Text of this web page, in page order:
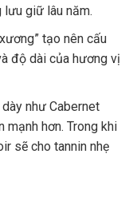
lưu giữ lâu năm.
tạo nên cấu
độ dài của hương vị
như Cabernet
mạnh hơn. Trong khi
sẽ cho tannin nhẹ